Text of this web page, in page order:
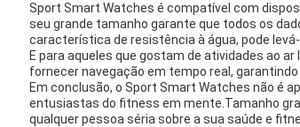
Sport Smart Watches é compatível com
seu grande tamanho garante que todos os
característica de resistência à água, pode
E para aqueles que gostam de atividades ao
fornecer navegação em tempo real,
Em conclusão, o Sport Smart Watches não é
entusiastas do fitness em mente.Tamanho
qualquer pessoa séria sobre a sua saúde e